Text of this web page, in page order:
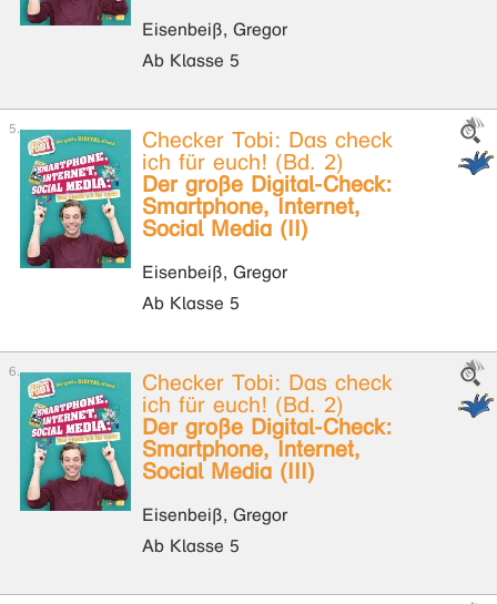
Eisenbeiß, Gregor
Ab Klasse 5
Checker Tobi: Das check
ich für euch! (Bd. 2)
Der große Digital-Check:
Smartphone, Internet,
Social Media (II)
Eisenbeiß, Gregor
Ab Klasse 5
Checker Tobi: Das check
ich für euch! (Bd. 2)
Der große Digital-Check:
Smartphone, Internet,
Social Media (III)
Eisenbeiß, Gregor
Ab Klasse 5